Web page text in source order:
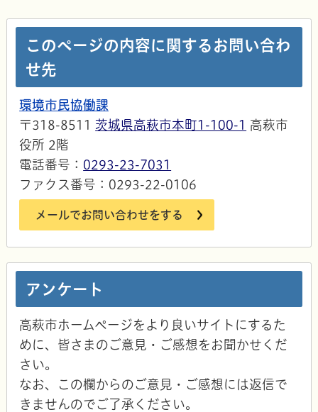
このページの内容に関するお問い合わ
せ先
環境市民協働課
〒318-8511 茨城県高萩市本町1-100-1 高萩市
役所 2階
電話番号： 0293-23-7031
ファクス番号：0293-22-0106
メールでお問い合わせをする
アンケート
高萩市ホームページをより良いサイトにするた
めに、皆さまのご意見・ご感想をお聞かせくだ
さい。
なお、この欄からのご意見・ご感想には返信で
きませんのでご了承ください。